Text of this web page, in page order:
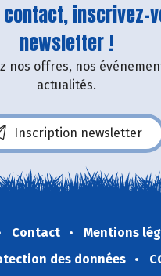
contact, inscrivez-
newsletter !
nos offres, nos
actualités.
Inscription newsletter
Contact
Mentions
des données